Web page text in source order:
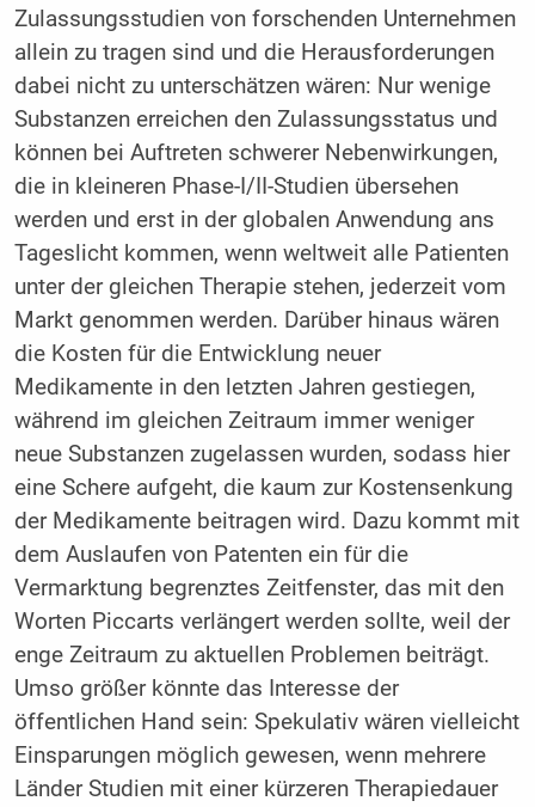
Zulassungsstudien von forschenden Unternehmen
allein zu tragen sind und die Herausforderungen
dabei nicht zu unterschätzen wären: Nur wenige
Substanzen erreichen den Zulassungsstatus und
können bei Auftreten schwerer Nebenwirkungen,
die in kleineren Phase-I/II-Studien übersehen
werden und erst in der globalen Anwendung ans
Tageslicht kommen, wenn weltweit alle Patienten
unter der gleichen Therapie stehen, jederzeit vom
Markt genommen werden. Darüber hinaus wären
die Kosten für die Entwicklung neuer
Medikamente in den letzten Jahren gestiegen,
während im gleichen Zeitraum immer weniger
neue Substanzen zugelassen wurden, sodass hier
eine Schere aufgeht, die kaum zur Kostensenkung
der Medikamente beitragen wird. Dazu kommt mit
dem Auslaufen von Patenten ein für die
Vermarktung begrenztes Zeitfenster, das mit den
Worten Piccarts verlängert werden sollte, weil der
enge Zeitraum zu aktuellen Problemen beiträgt.
Umso größer könnte das Interesse der
öffentlichen Hand sein: Spekulativ wären vielleicht
Einsparungen möglich gewesen, wenn mehrere
Länder Studien mit einer kürzeren Therapiedauer